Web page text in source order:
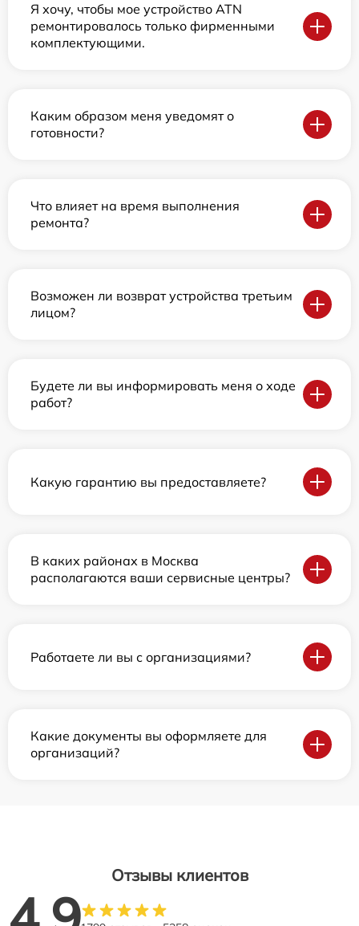
Я хочу, чтобы мое устройство ATN
ремонтировалось только фирменными
комплектующими.
Каким образом меня уведомят о
готовности?
Что влияет на время выполнения
ремонта?
Возможен ли возврат устройства третьим
лицом?
Будете ли вы информировать меня о ходе
работ?
Какую гарантию вы предоставляете?
В каких районах в Москва
располагаются ваши сервисные центры?
Работаете ли вы с организациями?
Какие документы вы оформляете для
организаций?
Отзывы клиентов